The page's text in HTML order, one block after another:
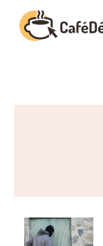
CAFÉDÉCLIC INFOS